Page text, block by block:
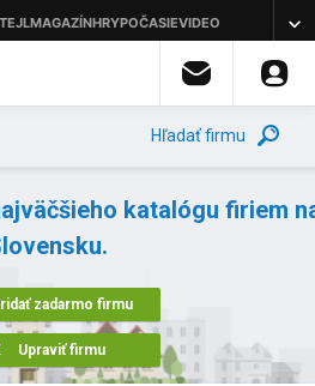
Hľadať firmu
katalógu firiem
zadarmo firmu
Upraviť firmu